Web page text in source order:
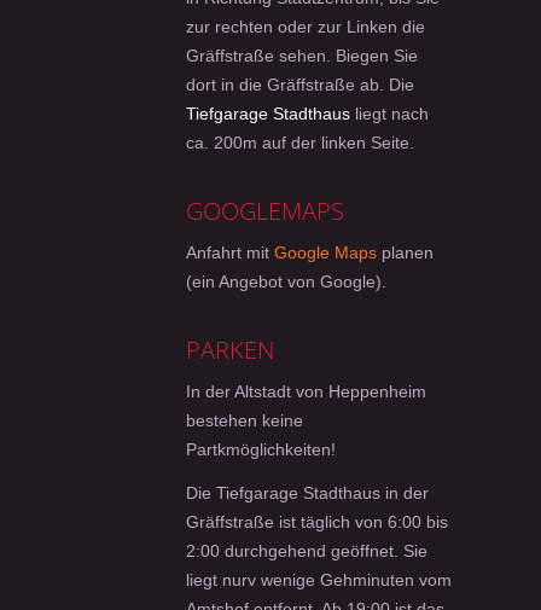
zur rechten oder zur Linken die
Gräffstraße sehen. Biegen Sie
dort in die Gräffstraße ab. Die
Tiefgarage Stadthaus liegt nach
ca. 200m auf der linken Seite.
GOOGLEMAPS
Anfahrt mit Google Maps planen
(ein Angebot von Google).
PARKEN
In der Altstadt von Heppenheim
bestehen keine
Partkmöglichkeiten!
Die Tiefgarage Stadthaus in der
Gräffstraße ist täglich von 6:00 bis
2:00 durchgehend geöffnet. Sie
liegt nurv wenige Gehminuten vom